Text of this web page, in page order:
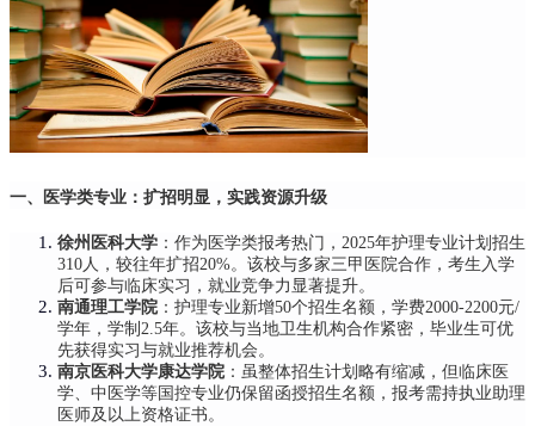
一、医学类专业：扩招明显，实践资源升级
徐州医科大学 ：作为医学类报考热门，2025年护理专业计划招生
310人，较往年扩招20%。该校与多家三甲医院合作，考生入学
后可参与临床实习，就业竞争力显著提升。
南通理工学院 ：护理专业新增50个招生名额，学费2000-2200元/
学年，学制2.5年。该校与当地卫生机构合作紧密，毕业生可优
先获得实习与就业推荐机会。
南京医科大学康达学院 ：虽整体招生计划略有缩减，但临床医
学、中医学等国控专业仍保留函授招生名额，报考需持执业助理
医师及以上资格证书。